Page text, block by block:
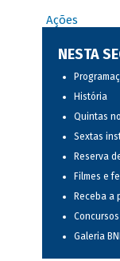
Ações
NESTA
História
Quintas
Sextas
Reserva
Filmes e
Receba a
Galeria